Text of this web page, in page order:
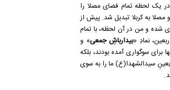
در یک لحظه تمام فضای مصلا را
مصلا به کربلا تبدیل شد. پیش از
شده و من در آن لحظه، با تمام
نمادِ «بیدارباشِ جمعی» و
سوگواری آمده بودند، بلکه
سیدالشهدا(ع) ما را به سوی